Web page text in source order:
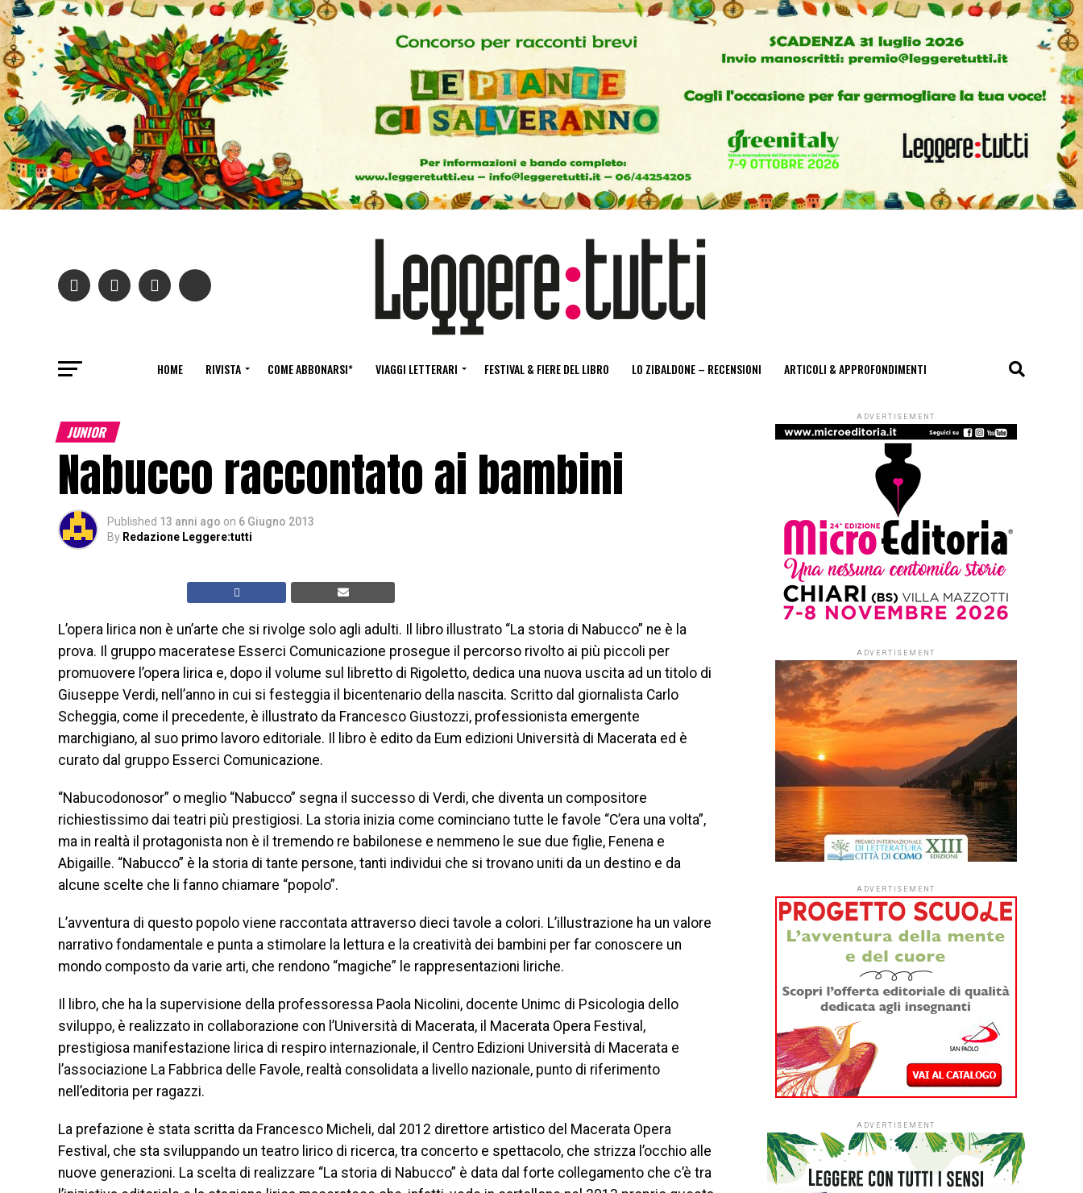
HOME RIVISTA COME ABBONARSI* VIAGGI LETTERARI FESTIVAL & FIERE DEL LIBRO LO ZIBALDONE – RECENSIONI ARTICOLI & APPROFONDIMENTI
JUNIOR
Nabucco raccontato ai bambini
Published 13 anni ago on 6 Giugno 2013
By Redazione Leggere:tutti
L’opera lirica non è un’arte che si rivolge solo agli adulti. Il libro illustrato “La storia di Nabucco” ne è la
prova. Il gruppo maceratese Esserci Comunicazione prosegue il percorso rivolto ai più piccoli per
promuovere l’opera lirica e, dopo il volume sul libretto di Rigoletto, dedica una nuova uscita ad un titolo di
Giuseppe Verdi, nell’anno in cui si festeggia il bicentenario della nascita. Scritto dal giornalista Carlo
Scheggia, come il precedente, è illustrato da Francesco Giustozzi, professionista emergente
marchigiano, al suo primo lavoro editoriale. Il libro è edito da Eum edizioni Università di Macerata ed è
curato dal gruppo Esserci Comunicazione.
“Nabucodonosor” o meglio “Nabucco” segna il successo di Verdi, che diventa un compositore
richiestissimo dai teatri più prestigiosi. La storia inizia come cominciano tutte le favole “C’era una volta”,
ma in realtà il protagonista non è il tremendo re babilonese e nemmeno le sue due figlie, Fenena e
Abigaille. “Nabucco” è la storia di tante persone, tanti individui che si trovano uniti da un destino e da
alcune scelte che li fanno chiamare “popolo”.
L’avventura di questo popolo viene raccontata attraverso dieci tavole a colori. L’illustrazione ha un valore
narrativo fondamentale e punta a stimolare la lettura e la creatività dei bambini per far conoscere un
mondo composto da varie arti, che rendono “magiche” le rappresentazioni liriche.
Il libro, che ha la supervisione della professoressa Paola Nicolini, docente Unimc di Psicologia dello
sviluppo, è realizzato in collaborazione con l’Università di Macerata, il Macerata Opera Festival,
prestigiosa manifestazione lirica di respiro internazionale, il Centro Edizioni Università di Macerata e
l’associazione La Fabbrica delle Favole, realtà consolidata a livello nazionale, punto di riferimento
nell’editoria per ragazzi.
La prefazione è stata scritta da Francesco Micheli, dal 2012 direttore artistico del Macerata Opera
Festival, che sta sviluppando un teatro lirico di ricerca, tra concerto e spettacolo, che strizza l’occhio alle
nuove generazioni. La scelta di realizzare “La storia di Nabucco” è data dal forte collegamento che c’è tra
ADVERTISEMENT
ADVERTISEMENT
ADVERTISEMENT
ADVERTISEMENT